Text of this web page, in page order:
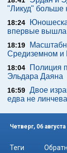
"Ликуд" больше
18:24
впервые вышла
18:19
Средиземном и
18:04
Полиция
Эльдара Даяна
16:59 Двое
едва не
Четверг, 06 августа
Теги